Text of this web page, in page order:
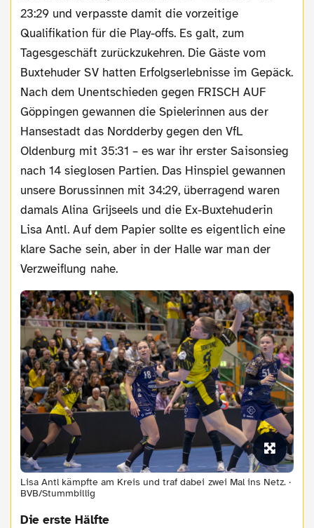
23:29 und verpasste damit die vorzeitige
Qualifikation für die Play-offs. Es galt, zum
Tagesgeschäft zurückzukehren. Die Gäste vom
Buxtehuder SV hatten Erfolgserlebnisse im Gepäck.
Nach dem Unentschieden gegen FRISCH AUF
Göppingen gewannen die Spielerinnen aus der
Hansestadt das Nordderby gegen den VfL
Oldenburg mit 35:31 – es war ihr erster Saisonsieg
nach 14 sieglosen Partien. Das Hinspiel gewannen
unsere Borussinnen mit 34:29, überragend waren
damals Alina Grijseels und die Ex-Buxtehuderin
Lisa Antl. Auf dem Papier sollte es eigentlich eine
klare Sache sein, aber in der Halle war man der
Verzweiflung nahe.
Lisa Antl kämpfte am Kreis und traf dabei zwei Mal ins Netz. ·
BVB/Stummbillig
Die erste Hälfte